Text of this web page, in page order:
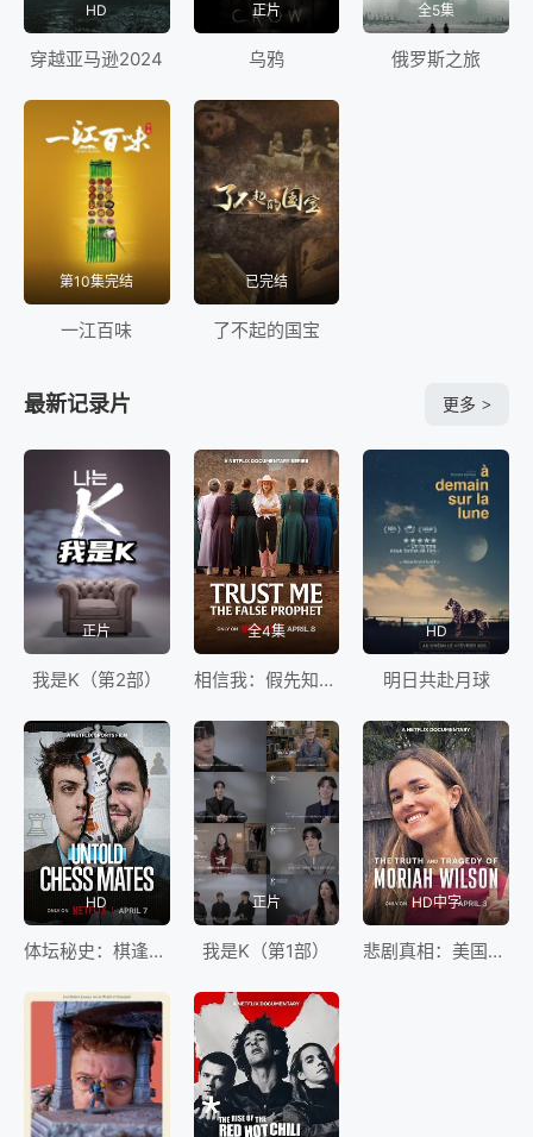
HD
穿越亚马逊2024
正片
乌鸦
全5集
俄罗斯之旅
第10集完结
一江百味
已完结
了不起的国宝
最新记录片 更多 >
正片
我是K（第2部）
全4集
相信我：假先知真面目
HD
明日共赴月球
HD
体坛秘史：棋逢敌手
正片
我是K（第1部）
HD中字
悲剧真相：美国自行车选手命案